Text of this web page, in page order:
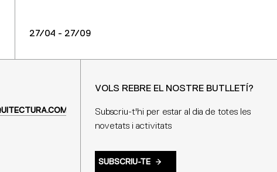
27/04 - 27/09
VOLS REBRE EL NOSTRE BUTLLETÍ?
Subscriu-t'hi per estar al dia de totes les
novetats i activitats
SUBSCRIU-TE